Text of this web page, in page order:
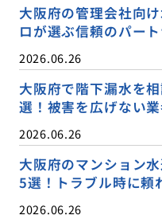
大阪府の管理会社向
ロが選ぶ信頼のパー
2026.06.26
大阪府で階下漏水を
選！被害を広げない
2026.06.26
大阪府のマンション
5選！トラブル時に頼
2026.06.26